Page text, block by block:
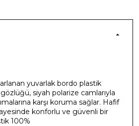
yuvarlak bordo plastik
siyah polarize camlarıyla
karşı koruma sağlar. Hafif
sayesinde konforlu ve güvenli bir
100%